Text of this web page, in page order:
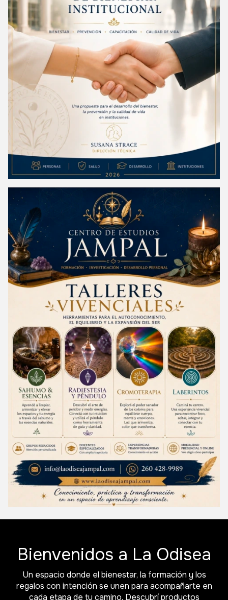
Bienvenidos a La Odisea
Un espacio donde el bienestar, la formación y los
regalos con intención se unen para acompañarte en
cada etapa de tu camino. Descubrí productos